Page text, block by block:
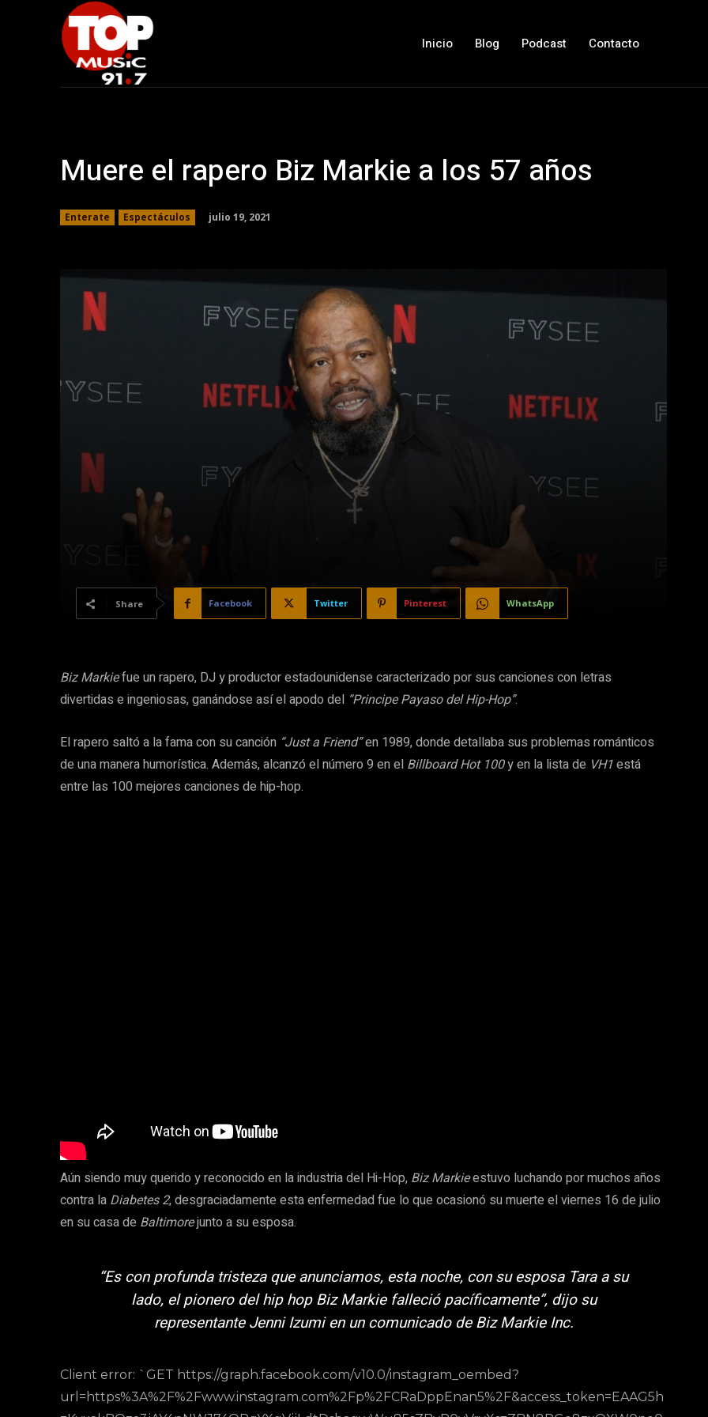
Inicio Blog Podcast Contacto
Muere el rapero Biz Markie a los 57 años
Enterate Espectáculos julio 19, 2021
Share Facebook Twitter Pinterest WhatsApp
Biz Markiefue un rapero, DJ y productor estadounidense caracterizado por sus canciones con letras
divertidas e ingeniosas, ganándose así el apodo del “Principe Payaso del Hip-Hop”.
El rapero saltó a la fama con su canción “Just a Friend”en 1989, donde detallaba sus problemas románticos
de una manera humorística. Además, alcanzó el número 9 en el Billboard Hot 100y en la lista de VH1está
entre las 100 mejores canciones de hip-hop.
Aún siendo muy querido y reconocido en la industria del Hi-Hop, Biz Markieestuvo luchando por muchos años
contra la Diabetes 2, desgraciadamente esta enfermedad fue lo que ocasionó su muerte el viernes 16 de julio
en su casa de Baltimorejunto a su esposa.
“Es con profunda tristeza que anunciamos, esta noche, con su esposa Tara a su
lado, el pionero del hip hop Biz Markie falleció pacíficamente”, dijo su
representante Jenni Izumi en un comunicado de Biz Markie Inc.
Client error: `GET https://graph.facebook.com/v10.0/instagram_oembed?
url=https%3A%2F%2Fwww.instagram.com%2Fp%2FCRaDppEnan5%2F&access_token=EAAG5h